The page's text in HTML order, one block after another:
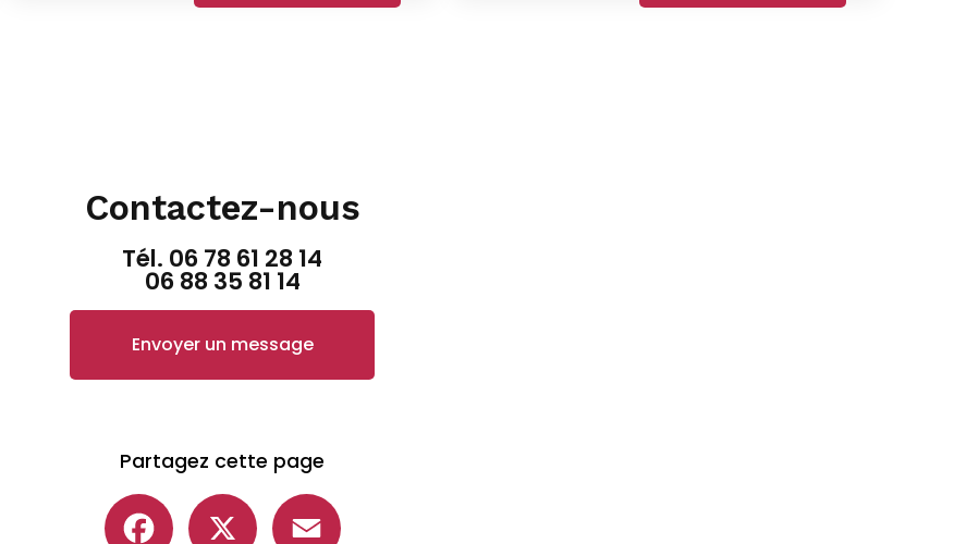
Contactez-nous
Tél. 06 78 61 28 14
06 88 35 81 14
Envoyer un message
Partagez cette page
Facebook